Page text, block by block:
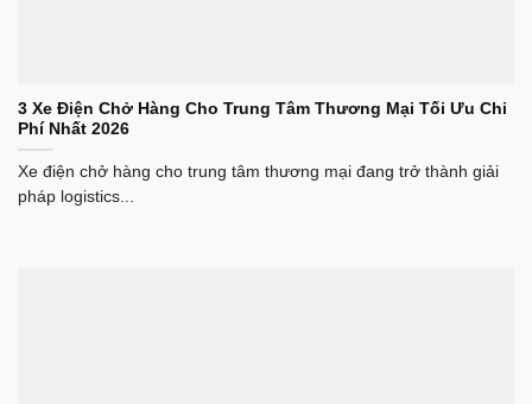
3 Xe Điện Chở Hàng Cho Trung Tâm Thương Mại Tối Ưu Chi
Phí Nhất 2026
Xe điện chở hàng cho trung tâm thương mại đang trở thành giải
pháp logistics...